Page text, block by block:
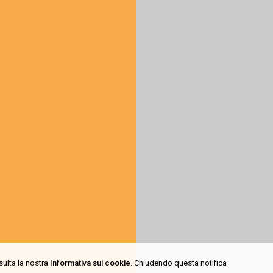
la nostra Informativa sui cookie. Chiudendo questa notifica